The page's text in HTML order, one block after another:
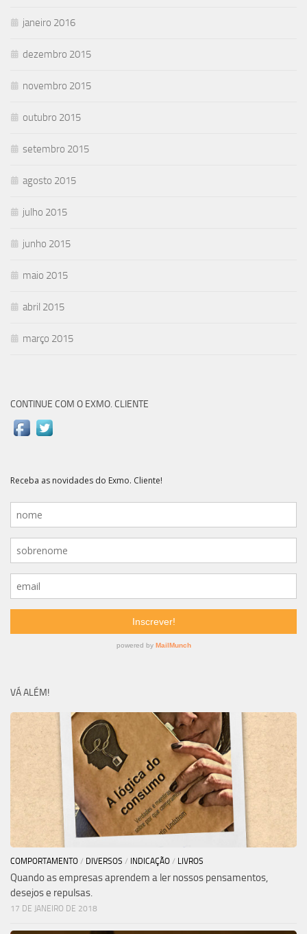
janeiro 2016
dezembro 2015
novembro 2015
outubro 2015
setembro 2015
agosto 2015
julho 2015
junho 2015
maio 2015
abril 2015
março 2015
CONTINUE COM O EXMO. CLIENTE
VÁ ALÉM!
COMPORTAMENTO / DIVERSOS / INDICAÇÃO / LIVROS
Quando as empresas aprendem a ler nossos pensamentos,
desejos e repulsas.
17 DE JANEIRO DE 2018